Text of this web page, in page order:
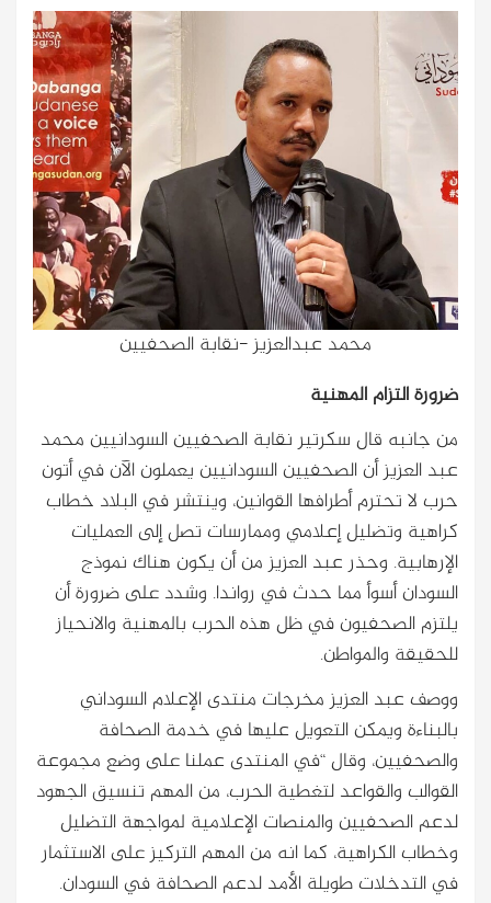
محمد عبدالعزيز -نقابة الصحفيين
ضرورة التزام المهنية
من جانبه قال سكرتير نقابة الصحفيين السودانيين محمد
عبد العزيز أن الصحفيين السودانيين يعملون الآن في أتون
حرب لا تحترم أطرافها القوانين، وينتشر في البلاد خطاب
كراهية وتضليل إعلامي وممارسات تصل إلى العمليات
الإرهابية. وحذر عبد العزيز من أن يكون هناك نموذج
السودان أسوأ مما حدث في رواندا. وشدد على ضرورة أن
يلتزم الصحفيون في ظل هذه الحرب بالمهنية والانحياز
للحقيقة والمواطن.
ووصف عبد العزيز مخرجات منتدى الإعلام السوداني
بالبناءة ويمكن التعويل عليها في خدمة الصحافة
والصحفيين، وقال “في المنتدى عملنا على وضع مجموعة
القوالب والقواعد لتغطية الحرب، من المهم تنسيق الجهود
لدعم الصحفيين والمنصات الإعلامية لمواجهة التضليل
وخطاب الكراهية، كما انه من المهم التركيز على الاستثمار
في التدخلات طويلة الأمد لدعم الصحافة في السودان.